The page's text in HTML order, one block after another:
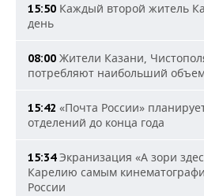
15:50 Каждый второй житель
день
08:00 Жители Казани,
потребляют наибольший
15:42 «Почта России»
отделений до конца года
15:34Экранизация «А зори
Карелию самым
России